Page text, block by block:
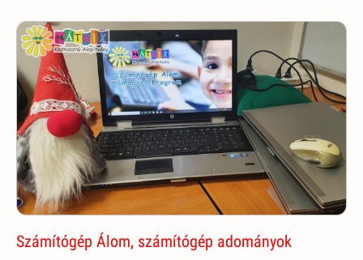
Számítógép Álom, számítógép adományok